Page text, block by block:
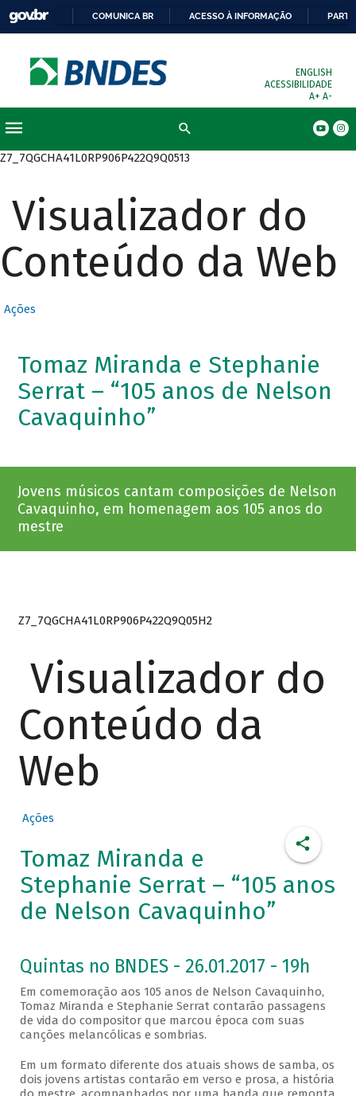
COMUNICA BR ACESSO À INFORMAÇÃO
ENGLISH
ACESSIBILIDADE
A+ A-
Z7_7QGCHA41L0RP906P422Q9Q0513
Visualizador do
Conteúdo da Web
Ações
Tomaz Miranda e Stephanie
Serrat – “105 anos de Nelson
Cavaquinho”
Jovens músicos cantam composições de Nelson
Cavaquinho, em homenagem aos 105 anos do
mestre
Z7_7QGCHA41L0RP906P422Q9Q05H2
Visualizador do
Conteúdo da
Web
Ações
Tomaz Miranda e
Stephanie Serrat – “105 anos
de Nelson Cavaquinho”
Quintas no BNDES - 26.01.2017 - 19h
Em comemoração aos 105 anos de Nelson Cavaquinho,
Tomaz Miranda e Stephanie Serrat contarão passagens
de vida do compositor que marcou época com suas
canções melancólicas e sombrias.
Em um formato diferente dos atuais shows de samba, os
dois jovens artistas contarão em verso e prosa, a história